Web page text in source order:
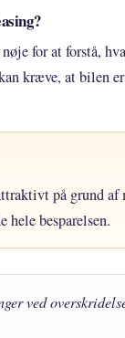
for at forstå,
kræve, at bilen
på grund
hele besparelsen.
ved